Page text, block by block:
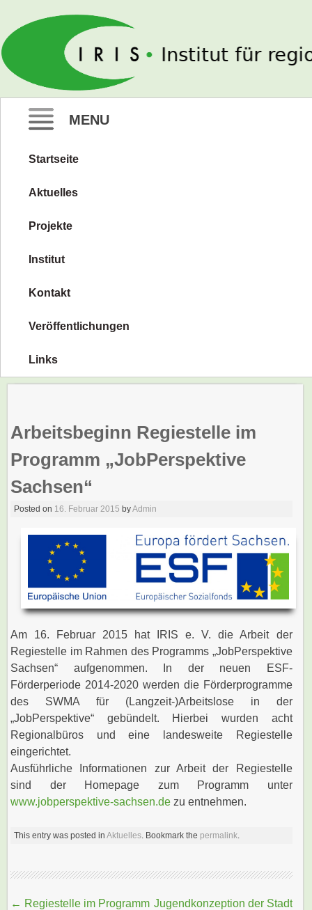
IRIS e. V.
MENU
Zum
springen
Startseite
Aktuelles
Projekte
Institut
Kontakt
Veröffentlichungen
Links
Arbeitsbeginn Regiestelle im
Programm „JobPerspektive
Sachsen“
Posted on 16. Februar 2015 byAdmin
Am 16. Februar 2015 hat IRIS e. V. die Arbeit der
Regiestelle im Rahmen des Programms „JobPerspektive
Sachsen“ aufgenommen. In der neuen ESF-
Förderperiode 2014-2020 werden die Förderprogramme
des SWMA für (Langzeit-)Arbeitslose in der
„JobPerspektive“ gebündelt. Hierbei wurden acht
Regionalbüros und eine landesweite Regiestelle
eingerichtet.
Ausführliche Informationen zur Arbeit der Regiestelle
sind der Homepage zum Programm unter
www.jobperspektive-sachsen.de zu entnehmen.
This entry was posted inAktuelles . Bookmark the permalink
Beitragsnavigation
← Regiestelle im Programm Jugendkonzeption der Stadt